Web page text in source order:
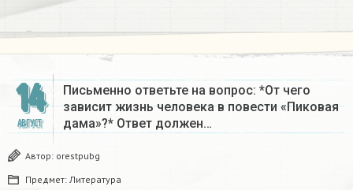
14
АВГУСТ
Письменно ответьте на вопрос: *От чего
зависит жизнь человека в повести «Пиковая
дама»?* Ответ должен…
Автор: orestpubg
Предмет: Литература